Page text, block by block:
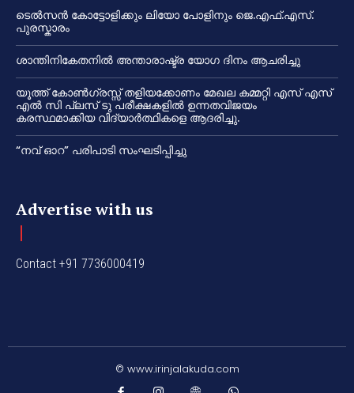
ടെൽസൻ കോട്ടോളിക്കും ലിയോ പോളിനും ജെ.എഫ്.എസ്.
പുരസ്കാരം
ശാന്തിനികേതനിൽ അന്താരാഷ്ട്ര യോഗ ദിനം ആചരിച്ചു
യൂത്ത് കോൺഗ്രസ്സ് തളിയക്കോണം മേഖല കമ്മറ്റി എസ് എസ്
എൽ സി പ്ലസ് ടു പരീക്ഷകളിൽ ഉന്നതവിജയം
കരസ്ഥമാക്കിയ വിദ്യാർത്ഥികളെ ആദരിച്ചു.
“നവ് ഓറ” പരിപാടി സംഘടിപ്പിച്ചു
Advertise with us
Contact +91 7736000419
© www.irinjalakuda.com